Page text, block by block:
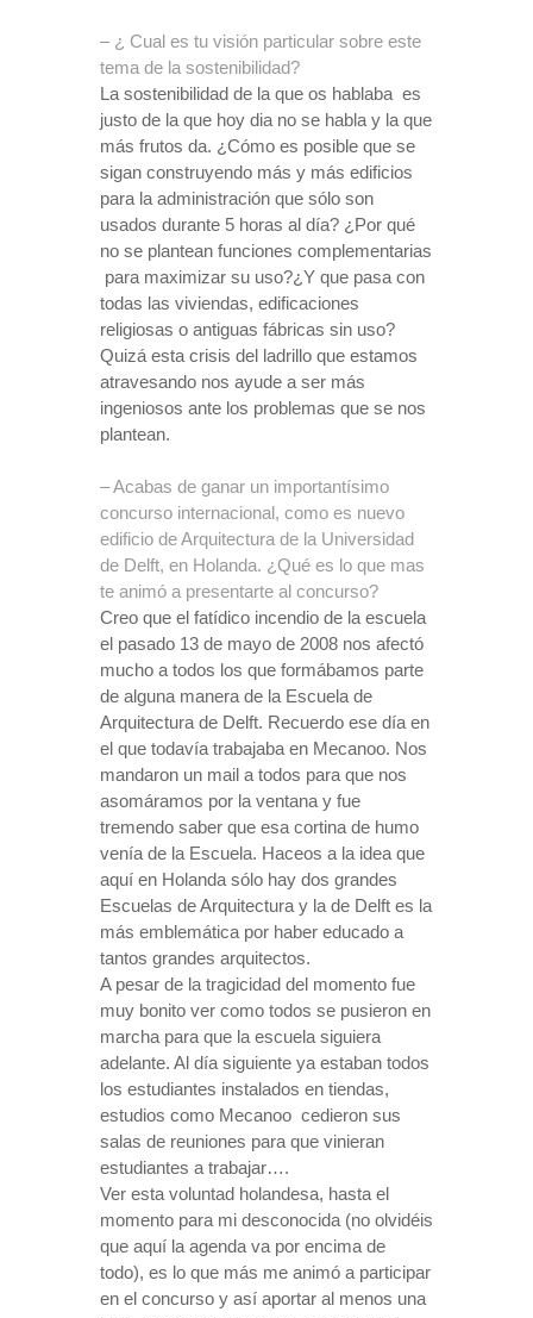
– ¿ Cual es tu visión particular sobre este
tema de la sostenibilidad?
La sostenibilidad de la que os hablaba es
justo de la que hoy dia no se habla y la que
más frutos da. ¿Cómo es posible que se
sigan construyendo más y más edificios
para la administración que sólo son
usados durante 5 horas al día? ¿Por qué
no se plantean funciones complementarias
para maximizar su uso?¿Y que pasa con
todas las viviendas, edificaciones
religiosas o antiguas fábricas sin uso?
Quizá esta crisis del ladrillo que estamos
atravesando nos ayude a ser más
ingeniosos ante los problemas que se nos
plantean.
– Acabas de ganar un importantísimo
concurso internacional, como es nuevo
edificio de Arquitectura de la Universidad
de Delft, en Holanda. ¿Qué es lo que mas
te animó a presentarte al concurso?
Creo que el fatídico incendio de la escuela
el pasado 13 de mayo de 2008 nos afectó
mucho a todos los que formábamos parte
de alguna manera de la Escuela de
Arquitectura de Delft. Recuerdo ese día en
el que todavía trabajaba en Mecanoo. Nos
mandaron un mail a todos para que nos
asomáramos por la ventana y fue
tremendo saber que esa cortina de humo
venía de la Escuela. Haceos a la idea que
aquí en Holanda sólo hay dos grandes
Escuelas de Arquitectura y la de Delft es la
más emblemática por haber educado a
tantos grandes arquitectos.
A pesar de la tragicidad del momento fue
muy bonito ver como todos se pusieron en
marcha para que la escuela siguiera
adelante. Al día siguiente ya estaban todos
los estudiantes instalados en tiendas,
estudios como Mecanoo cedieron sus
salas de reuniones para que vinieran
estudiantes a trabajar….
Ver esta voluntad holandesa, hasta el
momento para mi desconocida (no olvidéis
que aquí la agenda va por encima de
todo), es lo que más me animó a participar
en el concurso y así aportar al menos una